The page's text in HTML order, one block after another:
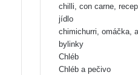
chilli, con carne,
jídlo
chimichurri, omáčka,
bylinky
Chléb
Chléb a pečivo